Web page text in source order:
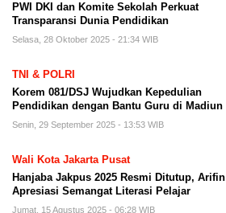
PWI DKI dan Komite Sekolah Perkuat
Transparansi Dunia Pendidikan
Selasa, 28 Oktober 2025 - 21:34 WIB
TNI & POLRI
Korem 081/DSJ Wujudkan Kepedulian
Pendidikan dengan Bantu Guru di Madiun
Senin, 29 September 2025 - 13:53 WIB
Wali Kota Jakarta Pusat
Hanjaba Jakpus 2025 Resmi Ditutup, Arifin
Apresiasi Semangat Literasi Pelajar
Jumat, 15 Agustus 2025 - 06:28 WIB